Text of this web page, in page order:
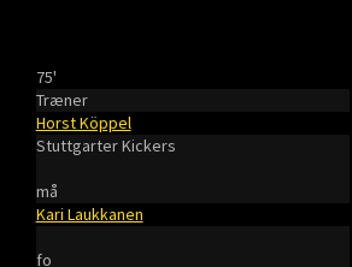
75'
Træner
Horst Köppel
Stuttgarter Kickers
må
Kari Laukkanen
fo